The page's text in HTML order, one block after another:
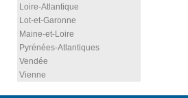
Loire-Atlantique
Lot-et-Garonne
Maine-et-Loire
Pyrénées-Atlantiques
Vendée
Vienne